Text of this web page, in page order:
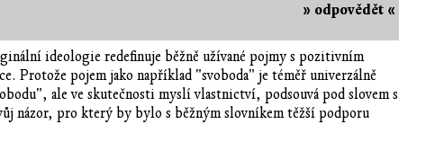
» odpovědět «
ideologie redefinuje běžně užívané pojmy s pozitivním
Protože pojem jako například "svoboda" je téměř univerzálně
ale ve skutečnosti myslí vlastnictví, podsouvá pod slovem s
názor, pro který by bylo s běžným slovníkem těžší podporu